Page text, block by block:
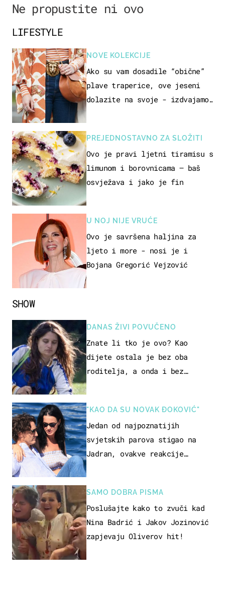
Ne propustite ni ovo
SHOW
DANAS ŽIVI POVUČENO
Znate li tko je ovo? Kao
dijete ostala je bez oba
roditelja, a onda i bez
"KAO DA SU NOVAK ĐOKOVIĆ"
Jedan od najpoznatijih
svjetskih parova stigao na
Jadran, ovakve reakcije
SAMO DOBRA PISMA
Poslušajte kako to zvuči kad
Nina Badrić i Jakov Jozinović
zapjevaju Oliverov hit!
LIFESTYLE
NOVE KOLEKCIJE
Ako su vam dosadile “obične”
plave traperice, ove jeseni
dolazite na svoje - izdvajamo
PREJEDNOSTAVNO ZA SLOŽITI
Ovo je pravi ljetni tiramisu s
limunom i borovnicama – baš
osvježava i jako je fin
U NOJ NIJE VRUĆE
Ovo je savršena haljina za
ljeto i more - nosi je i
Bojana Gregorić Vejzović